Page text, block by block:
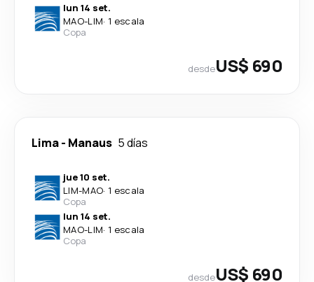
lun 14 set.
MAO-LIM· 1 escala
Copa
desdeUS$ 690
Lima- Manaus 5 días
jue 10 set.
LIM-MAO· 1 escala
Copa
lun 14 set.
MAO-LIM· 1 escala
Copa
desdeUS$ 690